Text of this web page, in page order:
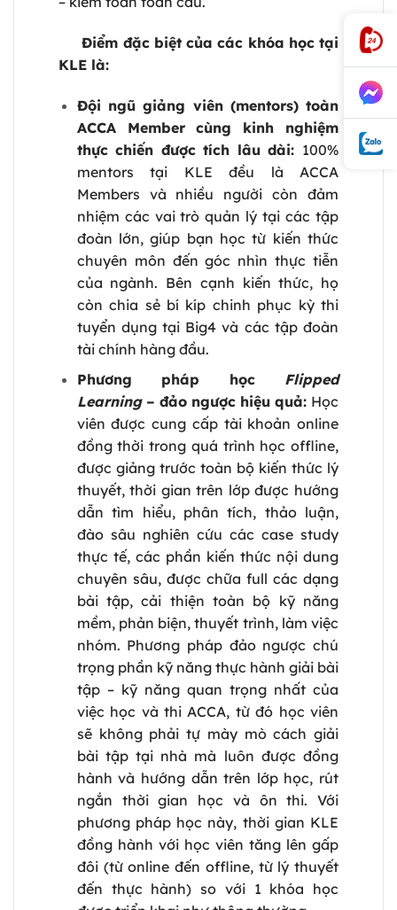
Điểm đặc biệt của các khóa học tại
KLE là:
Đội ngũ giảng viên (mentors) toàn
ACCA Member cùng kinh nghiệm
thực chiến được tích lâu dài: 100%
mentors tại KLE đều là ACCA
Members và nhiều người còn đảm
nhiệm các vai trò quản lý tại các tập
đoàn lớn, giúp bạn học từ kiến thức
chuyên môn đến góc nhìn thực tiễn
của ngành. Bên cạnh kiến thức, họ
còn chia sẻ bí kíp chinh phục kỳ thi
tuyển dụng tại Big4 và các tập đoàn
tài chính hàng đầu.
Phương pháp học Flipped
Learning– đảo ngược hiệu quả: Học
viên được cung cấp tài khoản online
đồng thời trong quá trình học offline,
được giảng trước toàn bộ kiến thức lý
thuyết, thời gian trên lớp được hướng
dẫn tìm hiểu, phân tích, thảo luận,
đào sâu nghiên cứu các case study
thực tế, các phần kiến thức nội dung
chuyên sâu, được chữa full các dạng
bài tập, cải thiện toàn bộ kỹ năng
mềm, phản biện, thuyết trình, làm việc
nhóm. Phương pháp đảo ngược chú
trọng phần kỹ năng thực hành giải bài
tập – kỹ năng quan trọng nhất của
việc học và thi ACCA, từ đó học viên
sẽ không phải tự mày mò cách giải
bài tập tại nhà mà luôn được đồng
hành và hướng dẫn trên lớp học, rút
ngắn thời gian học và ôn thi. Với
phương pháp học này, thời gian KLE
đồng hành với học viên tăng lên gấp
đôi (từ online đến offline, từ lý thuyết
đến thực hành) so với 1 khóa học